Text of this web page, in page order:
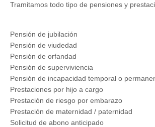
Tramitamos todo tipo de pensiones y
Pensión de jubilación
Pensión de viudedad
Pensión de orfandad
Pensión de superviviencia
Pensión de incapacidad temporal o
Prestaciones por hijo a cargo
Prestación de riesgo por embarazo
Prestación de maternidad / paternidad
Solicitud de abono anticipado